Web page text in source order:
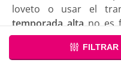
FILTRAR
loveto o usar el
temporada altano es
aparcar el coche. La
allí, como la orilla